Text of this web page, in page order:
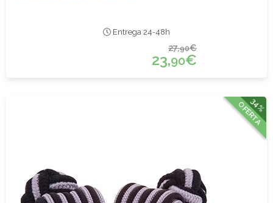
Entrega 24-48h
27,90€
23,90€
34%
OFERTA